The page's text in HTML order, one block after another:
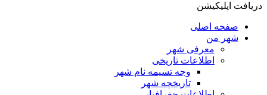
دریافت اپلیکیشن
صفحه اصلی
شهر من
معرفی شهر
اطلاعات تاریخی
وجه تسیمه نام شهر
تاریخچه شهر